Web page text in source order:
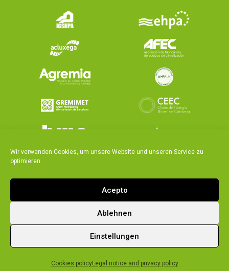
Wir verwenden Cookies, um unsere Website und unseren Service zu
optimieren.
Acepto
Ablehnen
Einstellungen
Cookies policyLegal notice and privacy policy
Integrated policy|Legal notice and privacy policy|
Cookies policy